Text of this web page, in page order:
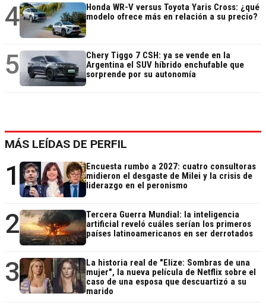
4
Honda WR-V versus Toyota Yaris Cross: ¿qué
modelo ofrece más en relación a su precio?
5
Chery Tiggo 7 CSH: ya se vende en la
Argentina el SUV híbrido enchufable que
sorprende por su autonomía
MÁS LEÍDAS DE PERFIL
1
Encuesta rumbo a 2027: cuatro consultoras
midieron el desgaste de Milei y la crisis de
liderazgo en el peronismo
2
Tercera Guerra Mundial: la inteligencia
artificial reveló cuáles serían los primeros
países latinoamericanos en ser derrotados
3
La historia real de "Elize: Sombras de una
mujer", la nueva película de Netflix sobre el
caso de una esposa que descuartizó a su
marido